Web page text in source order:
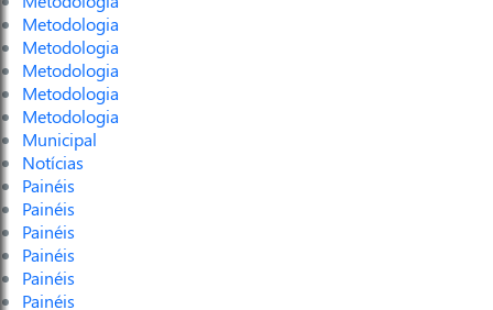
Metodologia
Metodologia
Metodologia
Metodologia
Metodologia
Municipal
Notícias
Painéis
Painéis
Painéis
Painéis
Painéis
Painéis